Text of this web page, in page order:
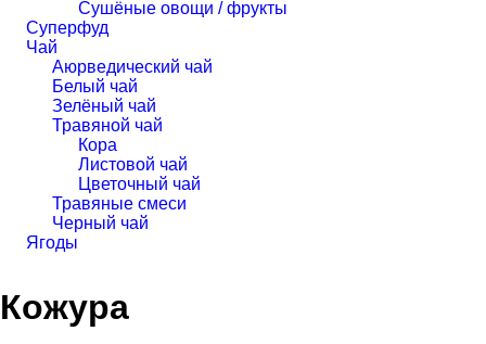
Сушёные овощи / фрукты
Суперфуд
Чай
Аюрведический чай
Белый чай
Зелёный чай
Травяной чай
Кора
Листовой чай
Цветочный чай
Травяные смеси
Черный чай
Ягоды
Кожура